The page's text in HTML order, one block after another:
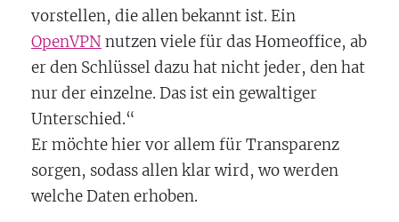
vorstellen, die allen bekannt ist. Ein
OpenVPN nutzen viele für das Homeoffice, ab
er den Schlüssel dazu hat nicht jeder, den hat
nur der einzelne. Das ist ein gewaltiger
Unterschied.“
Er möchte hier vor allem für Transparenz
sorgen, sodass allen klar wird, wo werden
welche Daten erhoben.